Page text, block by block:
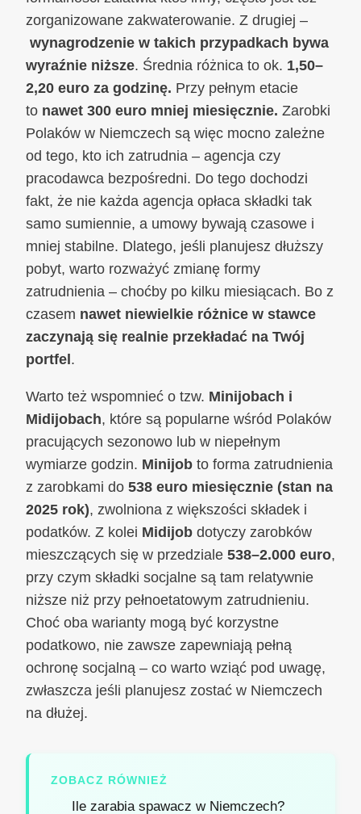
zorganizowane zakwaterowanie. Z drugiej –
wynagrodzenie w takich przypadkach bywa
wyraźnie niższe. Średnia różnica to ok. 1,50–
2,20 euro za godzinę. Przy pełnym etacie
to nawet 300 euro mniej miesięcznie. Zarobki
Polaków w Niemczech są więc mocno zależne
od tego, kto ich zatrudnia – agencja czy
pracodawca bezpośredni. Do tego dochodzi
fakt, że nie każda agencja opłaca składki tak
samo sumiennie, a umowy bywają czasowe i
mniej stabilne. Dlatego, jeśli planujesz dłuższy
pobyt, warto rozważyć zmianę formy
zatrudnienia – choćby po kilku miesiącach. Bo z
czasem nawet niewielkie różnice w stawce
zaczynają się realnie przekładać na Twój
portfel .
Warto też wspomnieć o tzw. Minijobach i
Midijobach, które są popularne wśród Polaków
pracujących sezonowo lub w niepełnym
wymiarze godzin. Minijob to forma zatrudnienia
z zarobkami do 538 euro miesięcznie (stan na
2025 rok), zwolniona z większości składek i
podatków. Z kolei Midijob dotyczy zarobków
mieszczących się w przedziale 538–2.000 euro,
przy czym składki socjalne są tam relatywnie
niższe niż przy pełnoetatowym zatrudnieniu.
Choć oba warianty mogą być korzystne
podatkowo, nie zawsze zapewniają pełną
ochronę socjalną – co warto wziąć pod uwagę,
zwłaszcza jeśli planujesz zostać w Niemczech
na dłużej.
ZOBACZ RÓWNIEŻ
Ile zarabia spawacz w Niemczech?